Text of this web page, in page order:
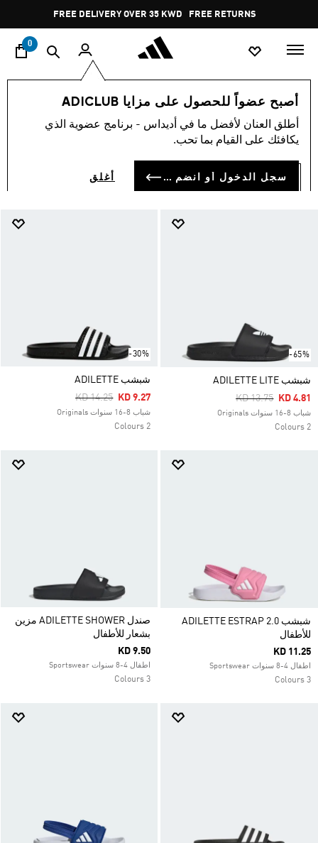
Pause
promotion
rotation
FREE DELIVERY OVER 35 KWD FREE RETURNS
0
أصبح عضواً للحصول على مزايا ADICLUB
أطلق العنان لأفضل ما في أديداس - برنامج عضوية الذي
يكافئك على القيام بما تحب.
سجل الدخول أو انضم الآن أغلق
الأطفال جديد و شائع شباشب أطفال
شباشب أطفال (33)
-65%
شبشب ADILETTE LITE
Price Reduced
KD 13.75ToKD 4.81
شباب 8-16 سنوات Originals
2 Colours
-30%
شبشب ADILETTE
Price Reduced From
KD 14.25ToKD 9.27
شباب 8-16 سنوات Originals
2 Colours
شبشب ADILETTE ESTRAP 2.0
للأطفال
KD 11.25
اطفال 4-8 سنوات Sportswear
3 Colours
صندل ADILETTE SHOWER مزين
بشعار للأطفال
KD 9.50
اطفال 4-8 سنوات Sportswear
3 Colours